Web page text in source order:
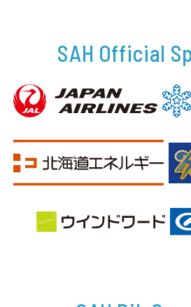
SAH Official